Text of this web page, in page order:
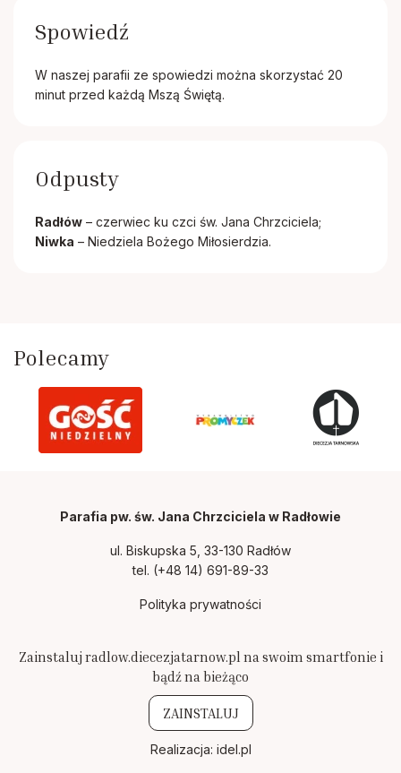
Spowiedź
W naszej parafii ze spowiedzi można skorzystać 20
minut przed każdą Mszą Świętą.
Odpusty
Radłów – czerwiec ku czci św. Jana Chrzciciela;
Niwka – Niedziela Bożego Miłosierdzia.
Polecamy
Parafia pw. św. Jana Chrzciciela w Radłowie
ul. Biskupska 5, 33-130 Radłów
tel. (+48 14) 691-89-33
Polityka prywatności
Zainstaluj radlow.diecezjatarnow.pl na swoim smartfonie i
bądź na bieżąco
ZAINSTALUJ
Realizacja: idel.pl